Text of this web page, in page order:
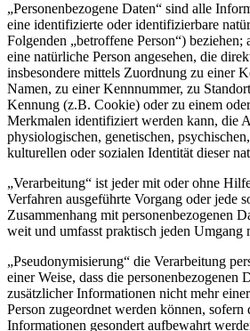
„Personenbezogene Daten“ sind alle
eine identifizierte oder identifizierbare
Folgenden „betroffene Person“)
eine natürliche Person angesehen, die
insbesondere mittels Zuordnung zu einer
Namen, zu einer Kennnummer, zu
Kennung (z.B. Cookie) oder zu einem
Merkmalen identifiziert werden kann, die
physiologischen, genetischen,
kulturellen oder sozialen Identität dieser
„Verarbeitung“ ist jeder mit oder ohne
Verfahren ausgeführte Vorgang oder jede
Zusammenhang mit personenbezogenen
weit und umfasst praktisch jeden Umgang
„Pseudonymisierung“ die Verarbeitung
einer Weise, dass die personenbezogenen
zusätzlicher Informationen nicht mehr
Person zugeordnet werden können, sofern
Informationen gesondert aufbewahrt